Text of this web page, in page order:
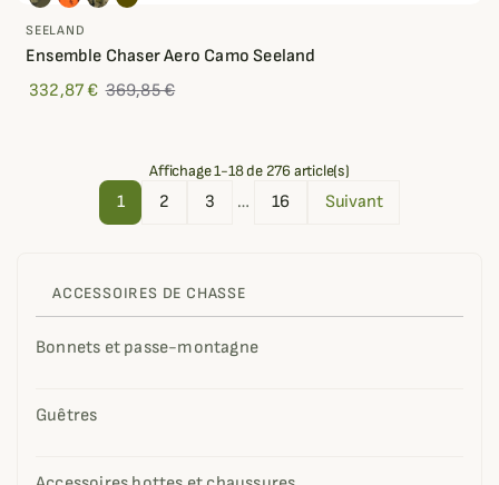
ACCESSOIRES DE CHASSE
Bonnets et passe-montagne
Guêtres
SEELAND
Ensemble Chaser Aero Camo Seeland
332,87 € 369,85 €
Affichage 1-18 de 276 article(s)
1 2 3 … 16 Suivant